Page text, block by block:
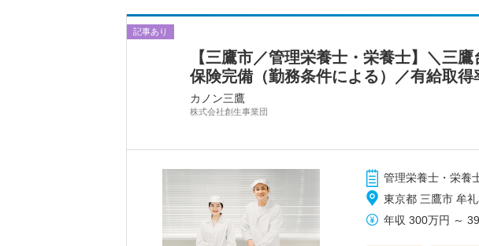
記事あり
【三鷹市／管理栄養士・栄養士】＼三
保険完備（勤務条件による）／有給取得
カノン三鷹
株式会社創生事業団
管理栄養士・栄養
東京都 三鷹市 牟
年収 300万円 ～